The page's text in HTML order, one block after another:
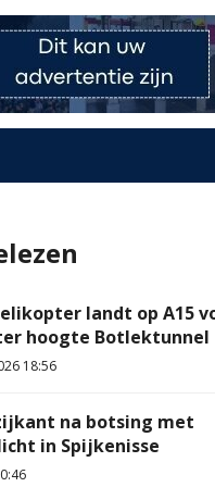
landt op A15
hoogte Botlektunnel
18:56
na botsing met
in Spijkenisse